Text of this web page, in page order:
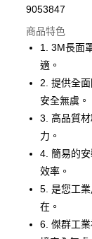
Apple Pay
街口支付
運送方式
全家取貨付款
每筆NT$60
付款後全家取
每筆NT$60
7-11取貨付款
每筆NT$60
9053847
商品特色
1. 3M長面
適。
2. 提供全
安全無虞。
3. 高品質
力。
4. 簡易的
效率。
5. 是您工
在。
6. 傑群工